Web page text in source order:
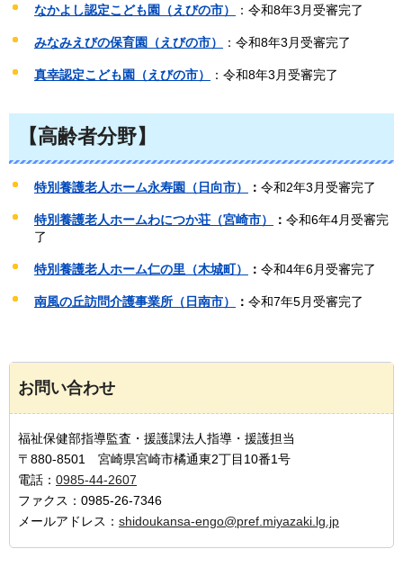
なかよし認定こども園（えびの市） ：令和8年3月受審完了
みなみえびの保育園（えびの市） ：令和8年3月受審完了
真幸認定こども園（えびの市） ：令和8年3月受審完了
【高齢者分野】
特別養護老人ホーム永寿園（日向市） ： 令和2年3月受審完了
特別養護老人ホームわにつか荘（宮崎市） ： 令和6年4月受審完
了
特別養護老人ホーム仁の里（木城町） ： 令和4年6月受審完了
南風の丘訪問介護事業所（日南市） ： 令和7年5月受審完了
お問い合わせ
福祉保健部指導監査・援護課法人指導・援護担当
〒880-8501 宮崎県宮崎市橘通東2丁目10番1号
電話： 0985-44-2607
ファクス：0985-26-7346
メールアドレス： shidoukansa-engo@pref.miyazaki.lg.jp